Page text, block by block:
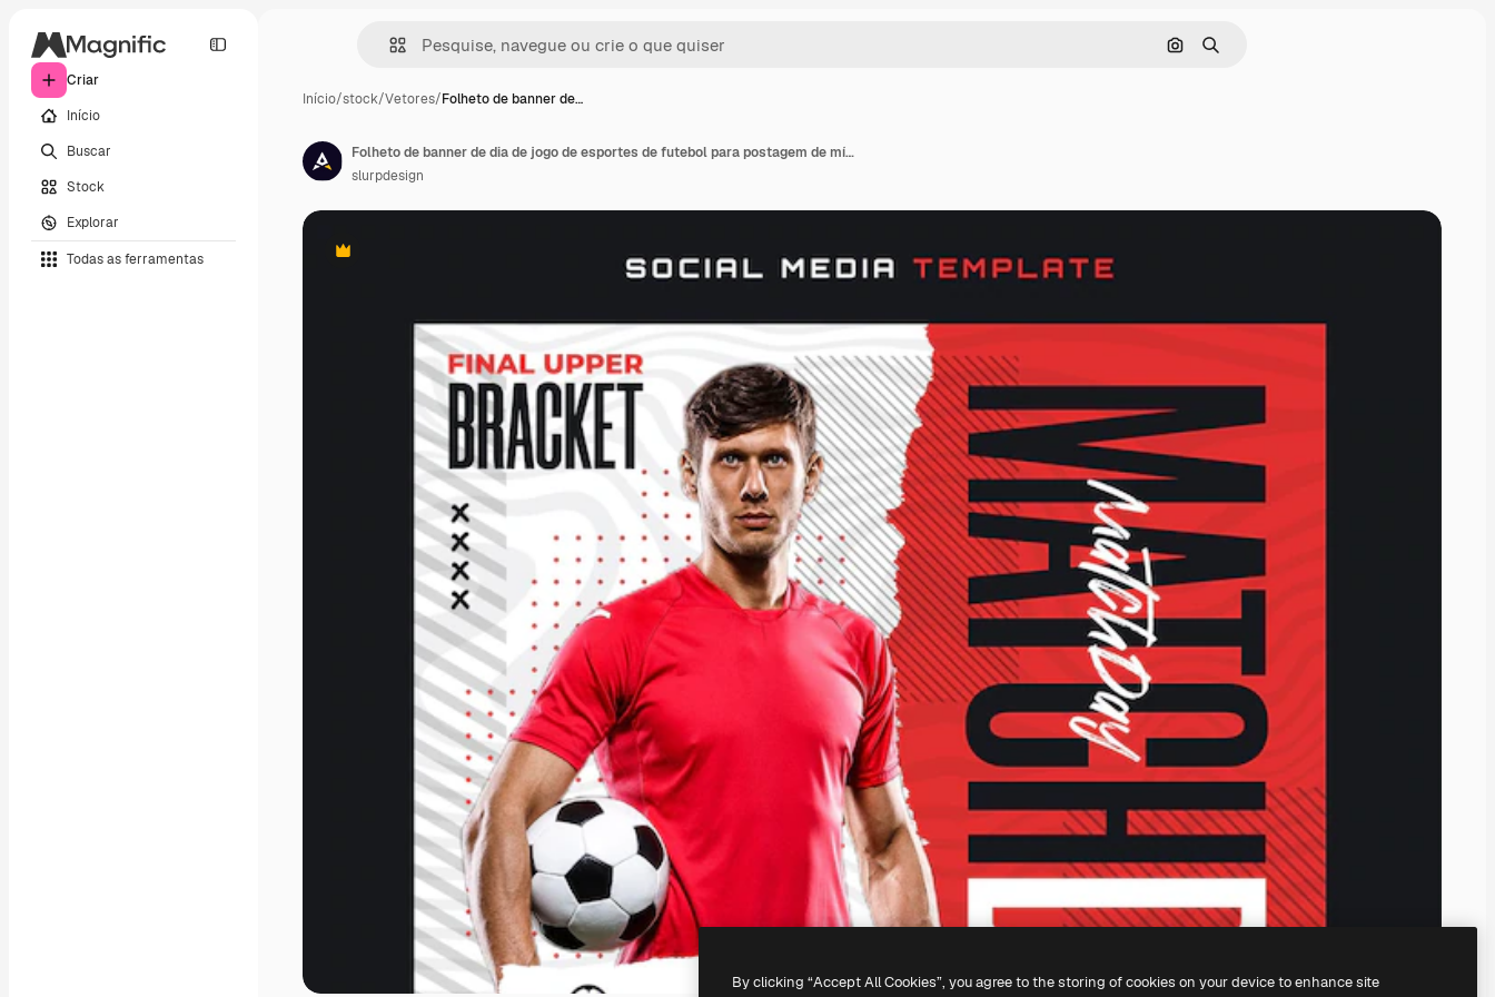
Criar
Início
Buscar
Stock
Explorar
Todas as ferramentas
Pesquisar por imagem
Buscar
Início/stock/Vetores/Folheto de banner de…
Premium
Folheto de banner de dia de jogo de esportes de futebol para postagem de mídia social
slurpdesign
By clicking “Accept All Cookies”, you agree to the storing of cookies on your device to enhance site